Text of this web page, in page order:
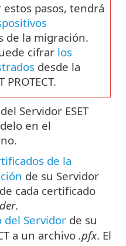
pasos, tendrá
de la migración.
cifrar los
desde la
Servidor ESET
en el
de la
de su Servidor
cada certificado
.
del Servidor de su
a un archivo .pfx. El